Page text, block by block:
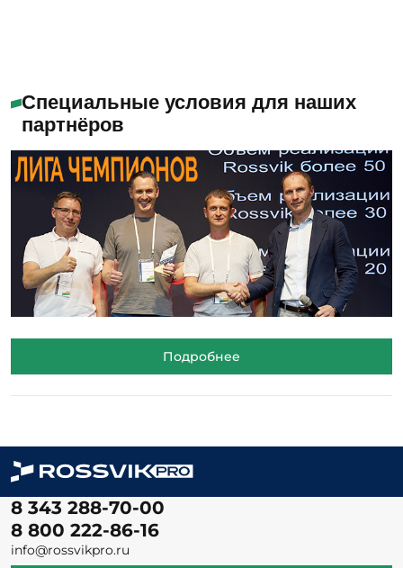
Специальные условия для наших
партнёров
Подробнее
8 343 288-70-00
8 800 222-86-16
info@rossvikpro.ru